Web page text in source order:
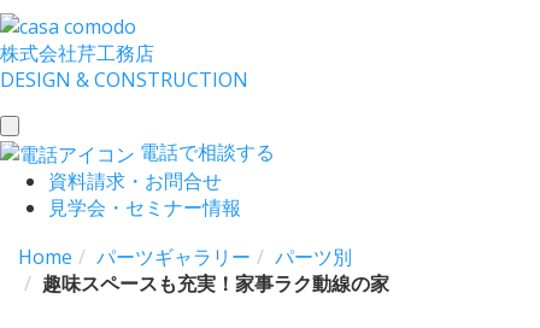
株式会社芹工務店
DESIGN &CONSTRUCTION
toggle
navigation
電話で相談する
資料請求・お問合せ
見学会・セミナー情報
Home
パーツギャラリー
パーツ別
趣味スペースも充実！家事ラク動線の家